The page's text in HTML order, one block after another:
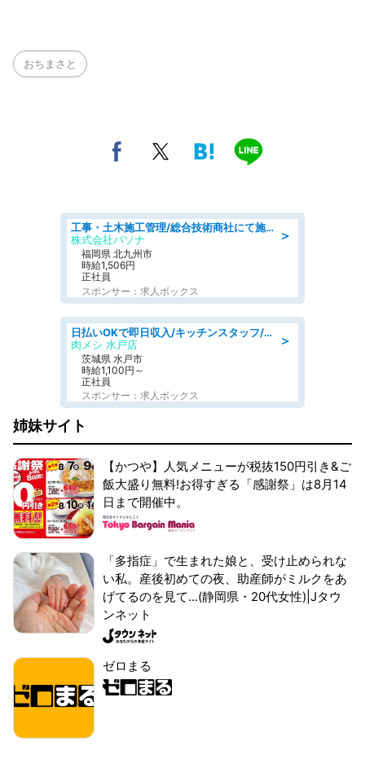
おちまさと
＞
工事・土木施工管理/総合技術商社にて施工管理のお仕事/即日勤務可/車通勤可/工事・土木施工管理/生産・品質管理
株式会社パソナ
福岡県 北九州市
時給1,506円
正社員
スポンサー：求人ボックス
＞
日払いOKで即日収入/キッチンスタッフ/「原付免許必須」デリバリー業務など、自己成長可能な幅広い仕事に挑戦!髪型自由&ピアス・ネイルOK/茨城県/水戸市
肉メシ 水戸店
茨城県 水戸市
時給1,100円～
正社員
スポンサー：求人ボックス
姉妹サイト
【かつや】人気メニューが税抜150円引き&ご
飯大盛り無料!お得すぎる「感謝祭」は8月14
日まで開催中。
「多指症」で生まれた娘と、受け止められな
い私。産後初めての夜、助産師がミルクをあ
げてるのを見て...(静岡県・20代女性)|Jタウ
ンネット
ゼロまる